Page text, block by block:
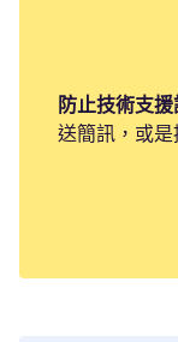
防止技術支援
送簡訊，或